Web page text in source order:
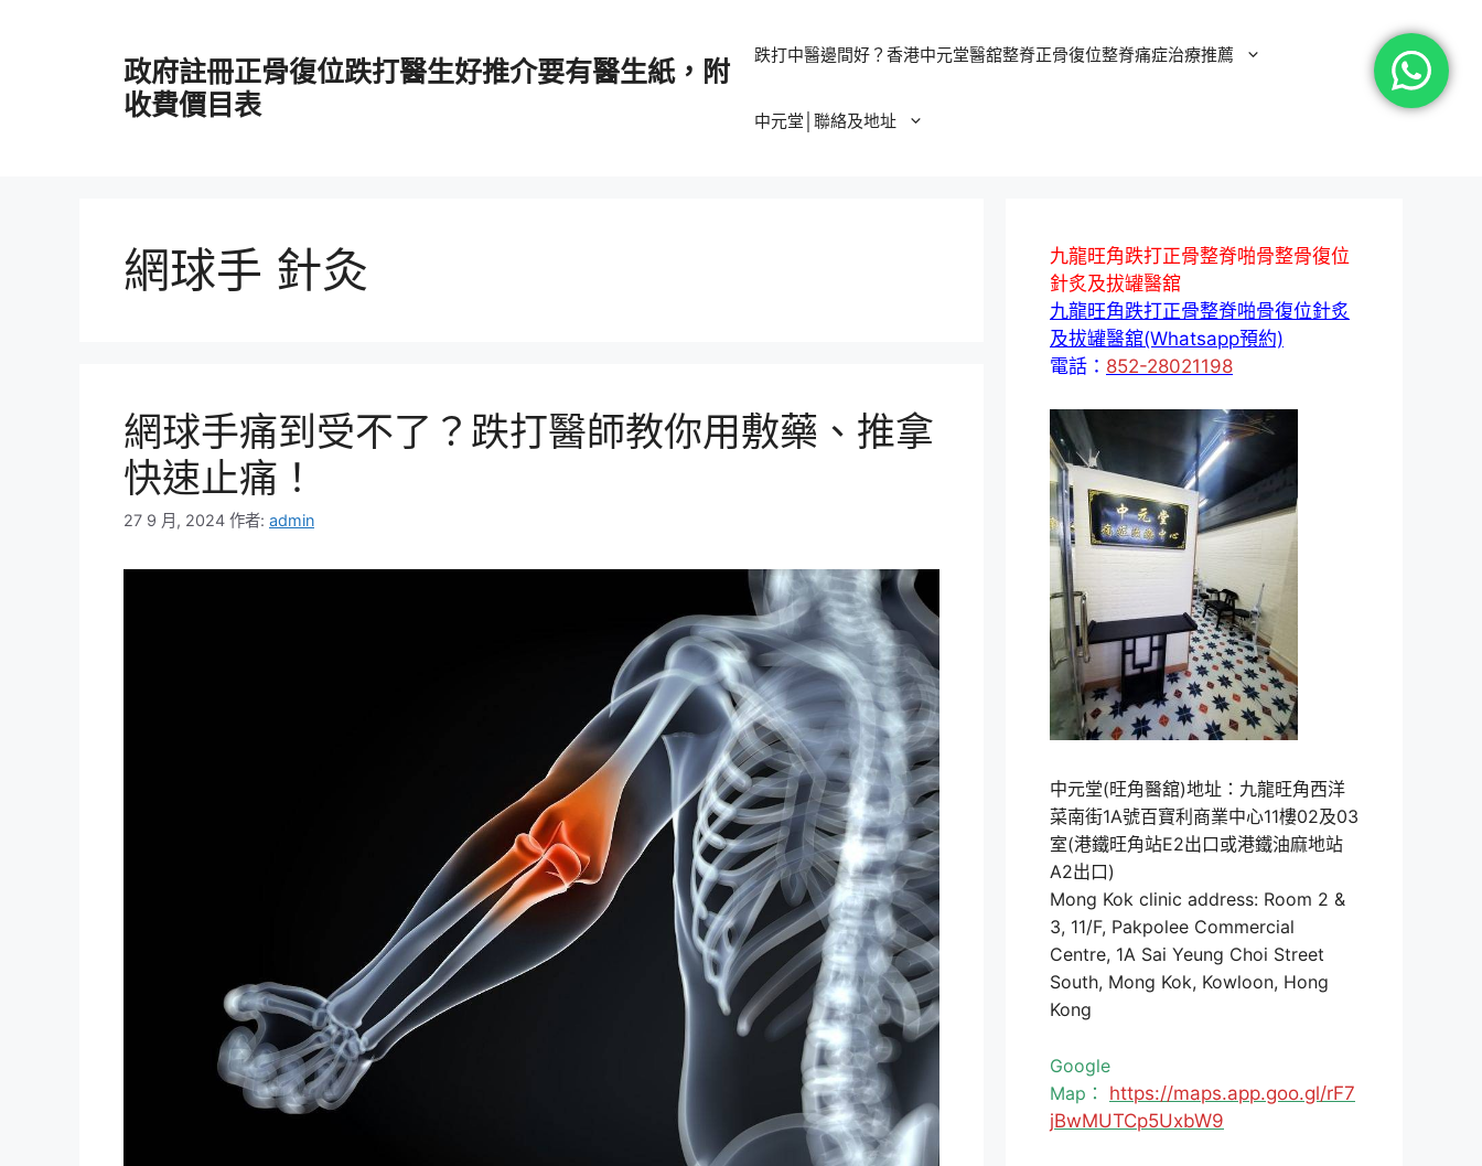
政府註冊正骨復位跌打醫生好推介要有醫生紙，附
收費價目表
跌打中醫邊間好？香港中元堂醫舘整脊正骨復位整脊痛症治療推薦
中元堂│聯絡及地址
網球手 針灸
網球手痛到受不了？跌打醫師教你用敷藥、推拿
快速止痛！
27 9 月, 2024 作者: admin
九龍旺角跌打正骨整脊啪骨整骨復位
針炙及拔罐醫舘
九龍旺角跌打正骨整脊啪骨復位針炙
及拔罐醫舘(Whatsapp預約)
電話： 852-28021198
中元堂(旺角醫舘)地址：九龍旺角西洋
菜南街1A號百寶利商業中心11樓02及03
室(港鐵旺角站E2出口或港鐵油麻地站
A2出口)
Mong Kok clinic address: Room 2 &
3, 11/F, Pakpolee Commercial
Centre, 1A Sai Yeung Choi Street
South, Mong Kok, Kowloon, Hong
Kong
Google
Map： https://maps.app.goo.gl/rF7
jBwMUTCp5UxbW9